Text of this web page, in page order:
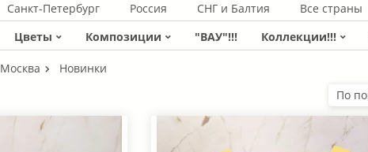
Санкт-Петербург Россия СНГ и Балтия
Все страны
Цветы Композиции "ВАУ"!!! Коллекции!!!
Москва Новинки
По